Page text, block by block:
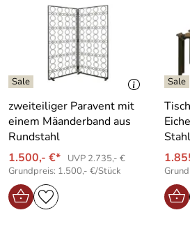
zweiteiliger Paravent mit
einem Mäanderband aus
Rundstahl
1.500,- €*
UVP 2.735,- €
Grundpreis: 1.500,- €/Stück